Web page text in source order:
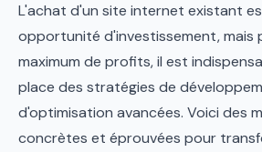
L'achat d'un site internet existant
opportunité d'investissement, mais
maximum de profits, il est
place des stratégies de
d'optimisation avancées. Voici des
concrètes et éprouvées pour